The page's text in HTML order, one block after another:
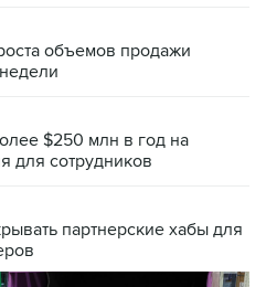
объемов продажи
$250 млн в год на
для сотрудников
партнерские хабы для